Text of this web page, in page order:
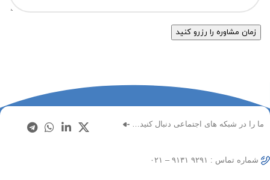
ما را در شبکه های اجتماعی دنبال کنید…
شماره تماس : ۹۲۹۱ ۹۱۳۱ – ۰۲۱